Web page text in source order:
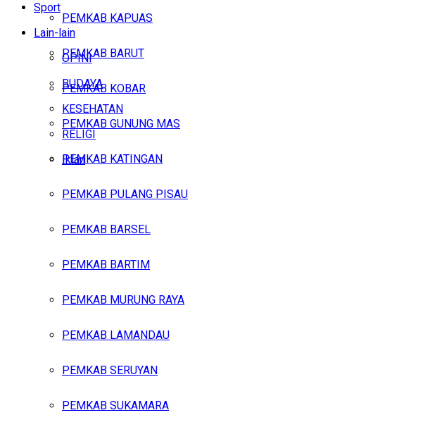
Sport
Lain-lain
OPINI
BUDAYA
KESEHATAN
RELIGI
Iklan
Sabtu, Agustus 8, 2026
PEMKAB KAPUAS
PEMKAB BARUT
PEMKAB KOBAR
PEMKAB GUNUNG MAS
PEMKAB KATINGAN
PEMKAB PULANG PISAU
PEMKAB BARSEL
PEMKAB BARTIM
PEMKAB MURUNG RAYA
PEMKAB LAMANDAU
PEMKAB SERUYAN
PEMKAB SUKAMARA